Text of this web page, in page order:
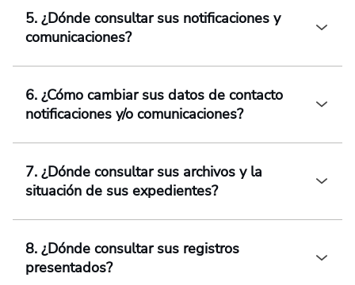
5. ¿Dónde consultar sus notificaciones y
comunicaciones?
6. ¿Cómo cambiar sus datos de contacto
notificaciones y/o comunicaciones?
7. ¿Dónde consultar sus archivos y la
situación de sus expedientes?
8. ¿Dónde consultar sus registros
presentados?